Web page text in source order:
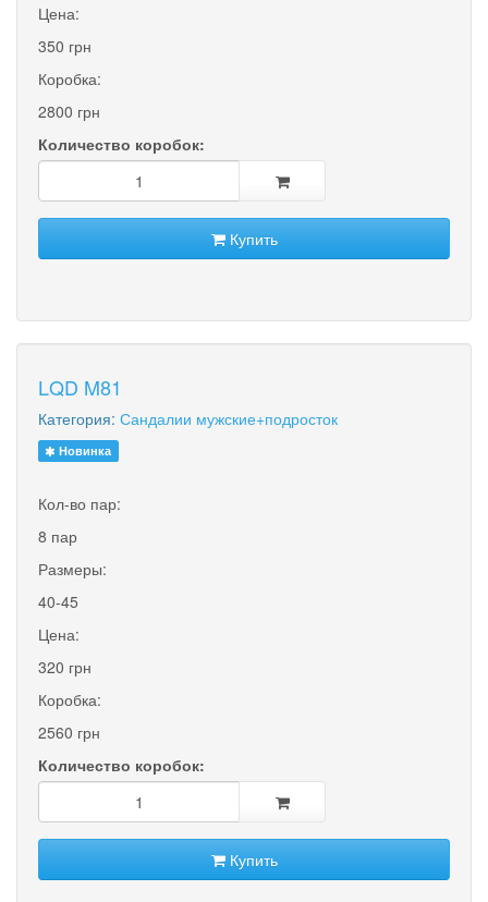
Цена:
350 грн
Коробка:
2800 грн
Количество коробок:
Купить
LQD M81
Категория: Сандалии мужские+подросток
Новинка
Кол-во пар:
8 пар
Размеры:
40-45
Цена:
320 грн
Коробка:
2560 грн
Количество коробок:
Купить